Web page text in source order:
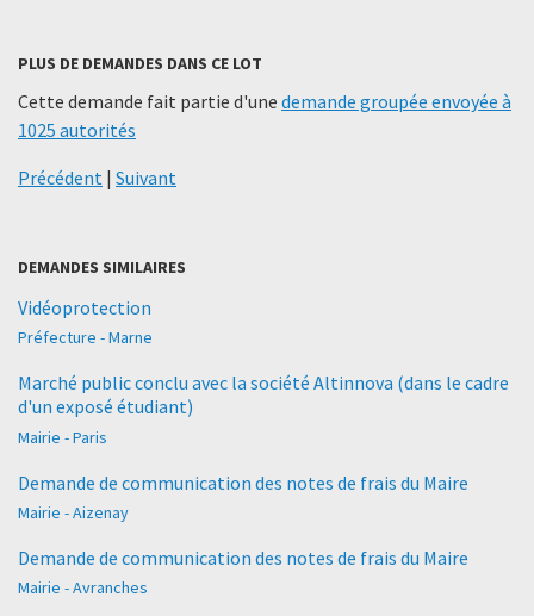
PLUS DE DEMANDES DANS CE LOT
Cette demande fait partie d'une demande groupée envoyée à
1025 autorités
Précédent | Suivant
DEMANDES SIMILAIRES
Vidéoprotection
Préfecture - Marne
Marché public conclu avec la société Altinnova (dans le cadre
d'un exposé étudiant)
Mairie - Paris
Demande de communication des notes de frais du Maire
Mairie - Aizenay
Demande de communication des notes de frais du Maire
Mairie - Avranches